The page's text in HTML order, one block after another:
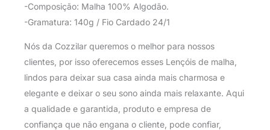
-Composição: Malha 100% Algodão.
-Gramatura: 140g / Fio Cardado 24/1
Nós da Cozzilar queremos o melhor para nossos
clientes, por isso oferecemos esses Lençóis de malha,
lindos para deixar sua casa ainda mais charmosa e
elegante e deixar o seu sono ainda mais relaxante. Aqui
a qualidade e garantida, produto e empresa de
confiança que não engana o cliente, pode confiar,